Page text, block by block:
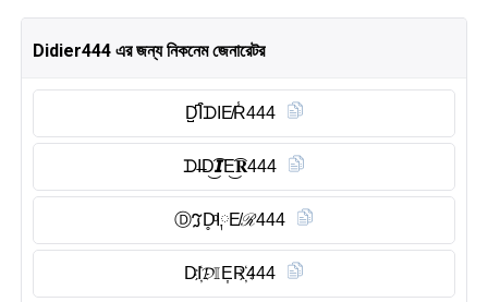
Didier444 এর জন্য নিকনেম জেনারেটর
D̺͆Ȋ̈ᗪIE̸R̾444
ᗪI̶D͜͡𝙄E͜͡𝐑444
Ⓓ︎ℑD̥ͦI༙E̸ℛ444
DI҉𝓓𝕀E͎R҉444